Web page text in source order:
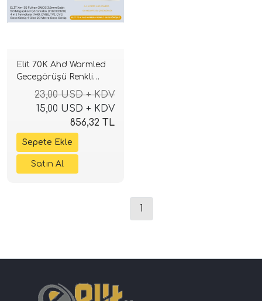
Elit 70K Ahd Warmled
Gecegörüşü Renkli
kamera 5.0 m.pixel
Sony Lens 1080p full
hd Su geçirmez
23,00 USD + KDV
15,00 USD + KDV
856,32 TL
1